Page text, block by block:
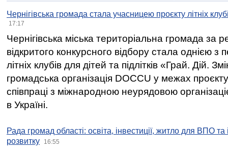
Чернігівська громада стала учасницею проєкту літніх
17:17
Чернігівська міська територіальна громада за
відкритого конкурсного відбору стала однією
літніх клубів для дітей та підлітків «Грай. Дій.
громадська організація DOCCU у межах
співпраці з міжнародною неурядовою
в Україні.
Рада громад області: освіта, інвестиції, житло для ВПО
розвитку
16:55